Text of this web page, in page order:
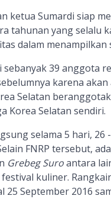
ketua Sumardi siap
tahunan yang selalu
dalam menampilkan
sebanyak 39 anggota
karena
Selatan
Korea Selatan sendiri.
selama 5 hari, 26
FNRP tersebut, a
Grebeg Suroantara
kuliner.
25 September 2016